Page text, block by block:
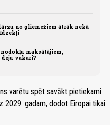
no gliemežiem ātrāk nekā
nodokļu maksātājiem,
deju vakari?
varētu spēt savākt pietiekami
2029. gadam, dodot Eiropai tikai